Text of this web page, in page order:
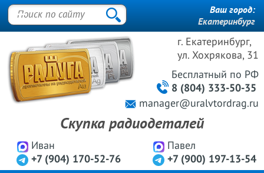
г. Екатеринбург,
ул. Хохрякова, 31
Иван
+7 (904) 170-52-76
Павел
+7 (900) 197-13-54
Бесплатный по РФ
8 (804) 333-50-35
manager@uralvtordrag.ru
Скупка радиодеталей
Ваш город:
Екатеринбург